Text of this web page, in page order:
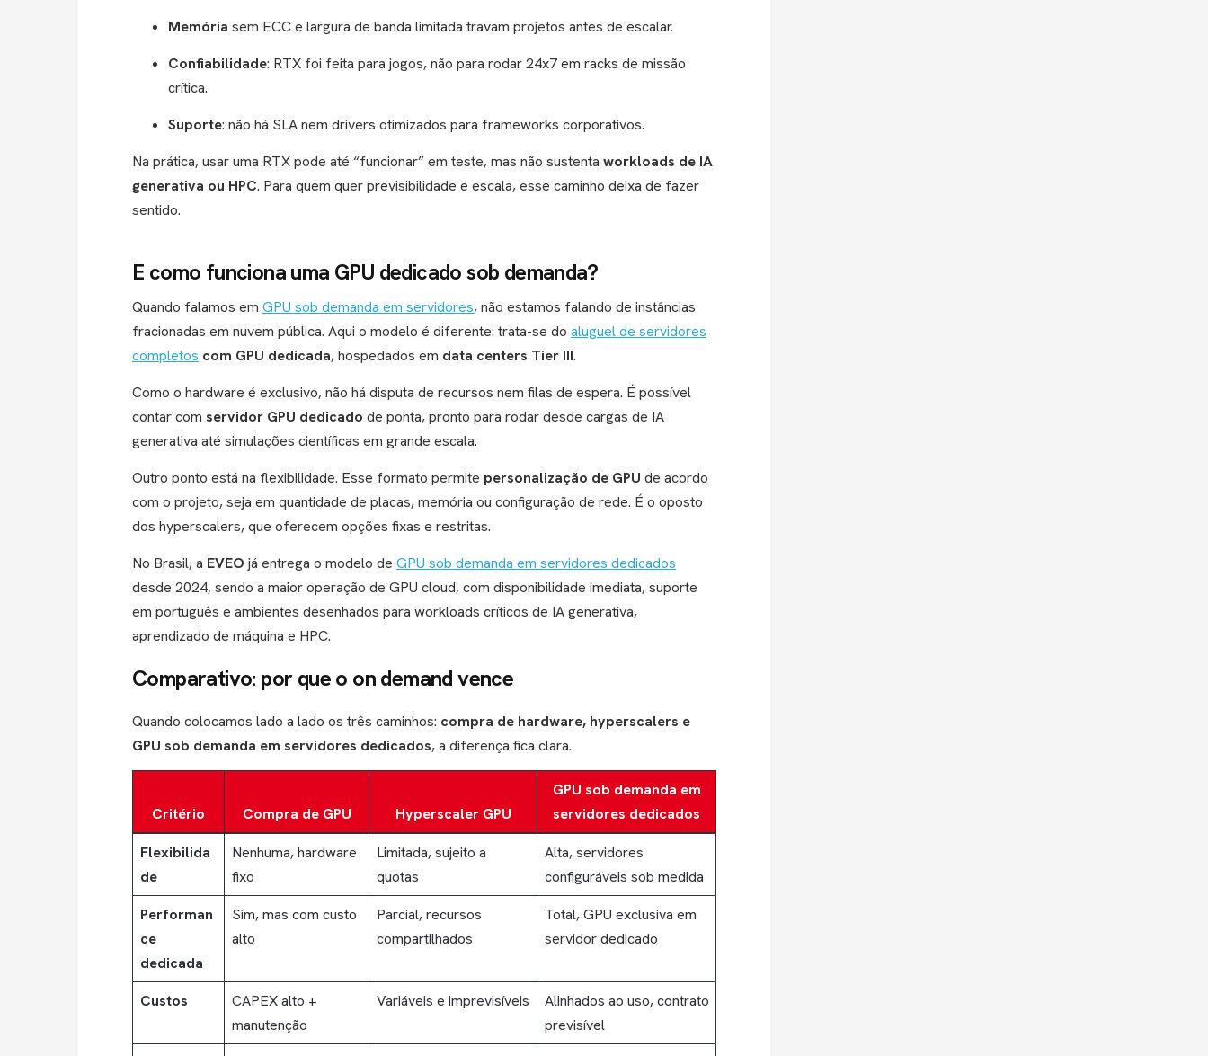
Memória sem ECC e largura de banda limitada travam projetos antes de escalar.
Confiabilidade: RTX foi feita para jogos, não para rodar 24x7 em racks de missão
crítica.
Suporte: não há SLA nem drivers otimizados para frameworks corporativos.
Na prática, usar uma RTX pode até “funcionar” em teste, mas não sustenta workloads de IA
generativa ou HPC. Para quem quer previsibilidade e escala, esse caminho deixa de fazer
sentido.
E como funciona uma GPU dedicado sob demanda?
Quando falamos em GPU sob demanda em servidores, não estamos falando de instâncias
fracionadas em nuvem pública. Aqui o modelo é diferente: trata-se do aluguel de servidores
completos com GPU dedicada, hospedados em data centers Tier III.
Como o hardware é exclusivo, não há disputa de recursos nem filas de espera. É possível
contar com servidor GPU dedicado de ponta, pronto para rodar desde cargas de IA
generativa até simulações científicas em grande escala.
Outro ponto está na flexibilidade. Esse formato permite personalização de GPU de acordo
com o projeto, seja em quantidade de placas, memória ou configuração de rede. É o oposto
dos hyperscalers, que oferecem opções fixas e restritas.
No Brasil, a EVEO já entrega o modelo de GPU sob demanda em servidores dedicados
desde 2024, sendo a maior operação de GPU cloud, com disponibilidade imediata, suporte
em português e ambientes desenhados para workloads críticos de IA generativa,
aprendizado de máquina e HPC.
Comparativo: por que o on demand vence
Quando colocamos lado a lado os três caminhos: compra de hardware, hyperscalers e
GPU sob demanda em servidores dedicados, a diferença fica clara.
Critério Compra de GPU Hyperscaler GPU
GPU sob demanda em
servidores dedicados
Flexibilida
de
Nenhuma, hardware
fixo
Limitada, sujeito a
quotas
Alta, servidores
configuráveis sob medida
Performan
ce
dedicada
Sim, mas com custo
alto
Parcial, recursos
compartilhados
Total, GPU exclusiva em
servidor dedicado
Custos
CAPEX alto +
manutenção
Variáveis e imprevisíveis
Alinhados ao uso, contrato
previsível